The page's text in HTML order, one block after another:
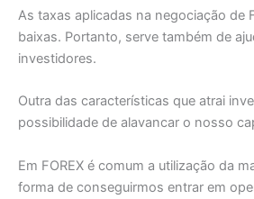
As taxas aplicadas na negociação de
baixas. Portanto, serve também de
investidores.
Outra das características que atrai
possibilidade de alavancar o nosso
Em FOREX é comum a utilização da
forma de conseguirmos entrar em